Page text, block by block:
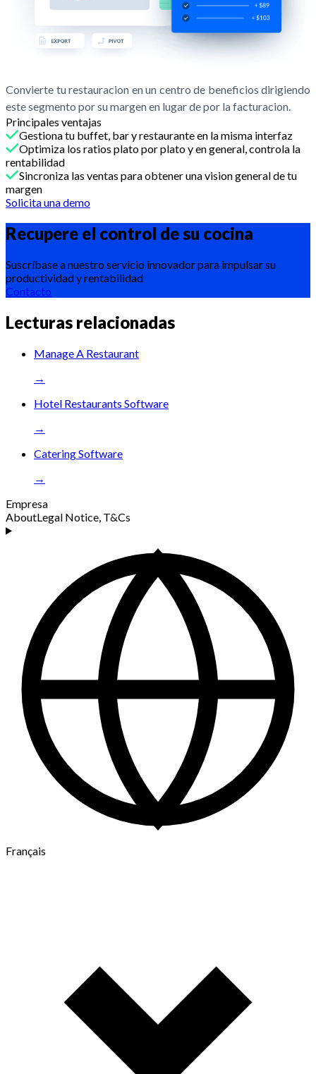
Convierte tu restauracion en un centro de beneficios dirigiendo
este segmento por su margen en lugar de por la facturacion.
Principales ventajas
Gestiona tu buffet, bar y restaurante en la misma interfaz
Optimiza los ratios plato por plato y en general, controla la
rentabilidad
Sincroniza las ventas para obtener una vision general de tu
margen
Solicita una demo
Recupere el control de su cocina
Suscríbase a nuestro servicio innovador para impulsar su
productividad y rentabilidad
Contacto
Lecturas relacionadas
Manage A Restaurant
→
Hotel Restaurants Software
→
Catering Software
→
Empresa
AboutLegal Notice, T&Cs
Français